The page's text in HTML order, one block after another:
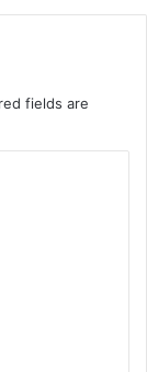
fields are